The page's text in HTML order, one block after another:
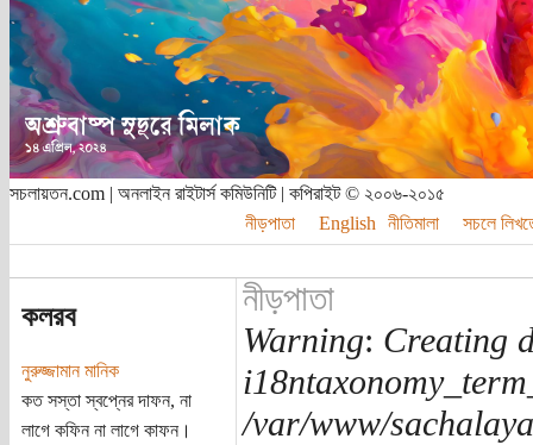
সচলায়তন.com | অনলাইন রাইটার্স কমিউনিটি | কপিরাইট © ২০০৬-২০১৫
নীড়পাতা
English নীতিমালা সচলে
কলরব
নুরুজ্জামান মানিক
কত সস্তা স্বপ্নের দাফন, না
লাগে কফিন না লাগে কাফন।
নীড়পাতা
Warning: Creating
/var/www/